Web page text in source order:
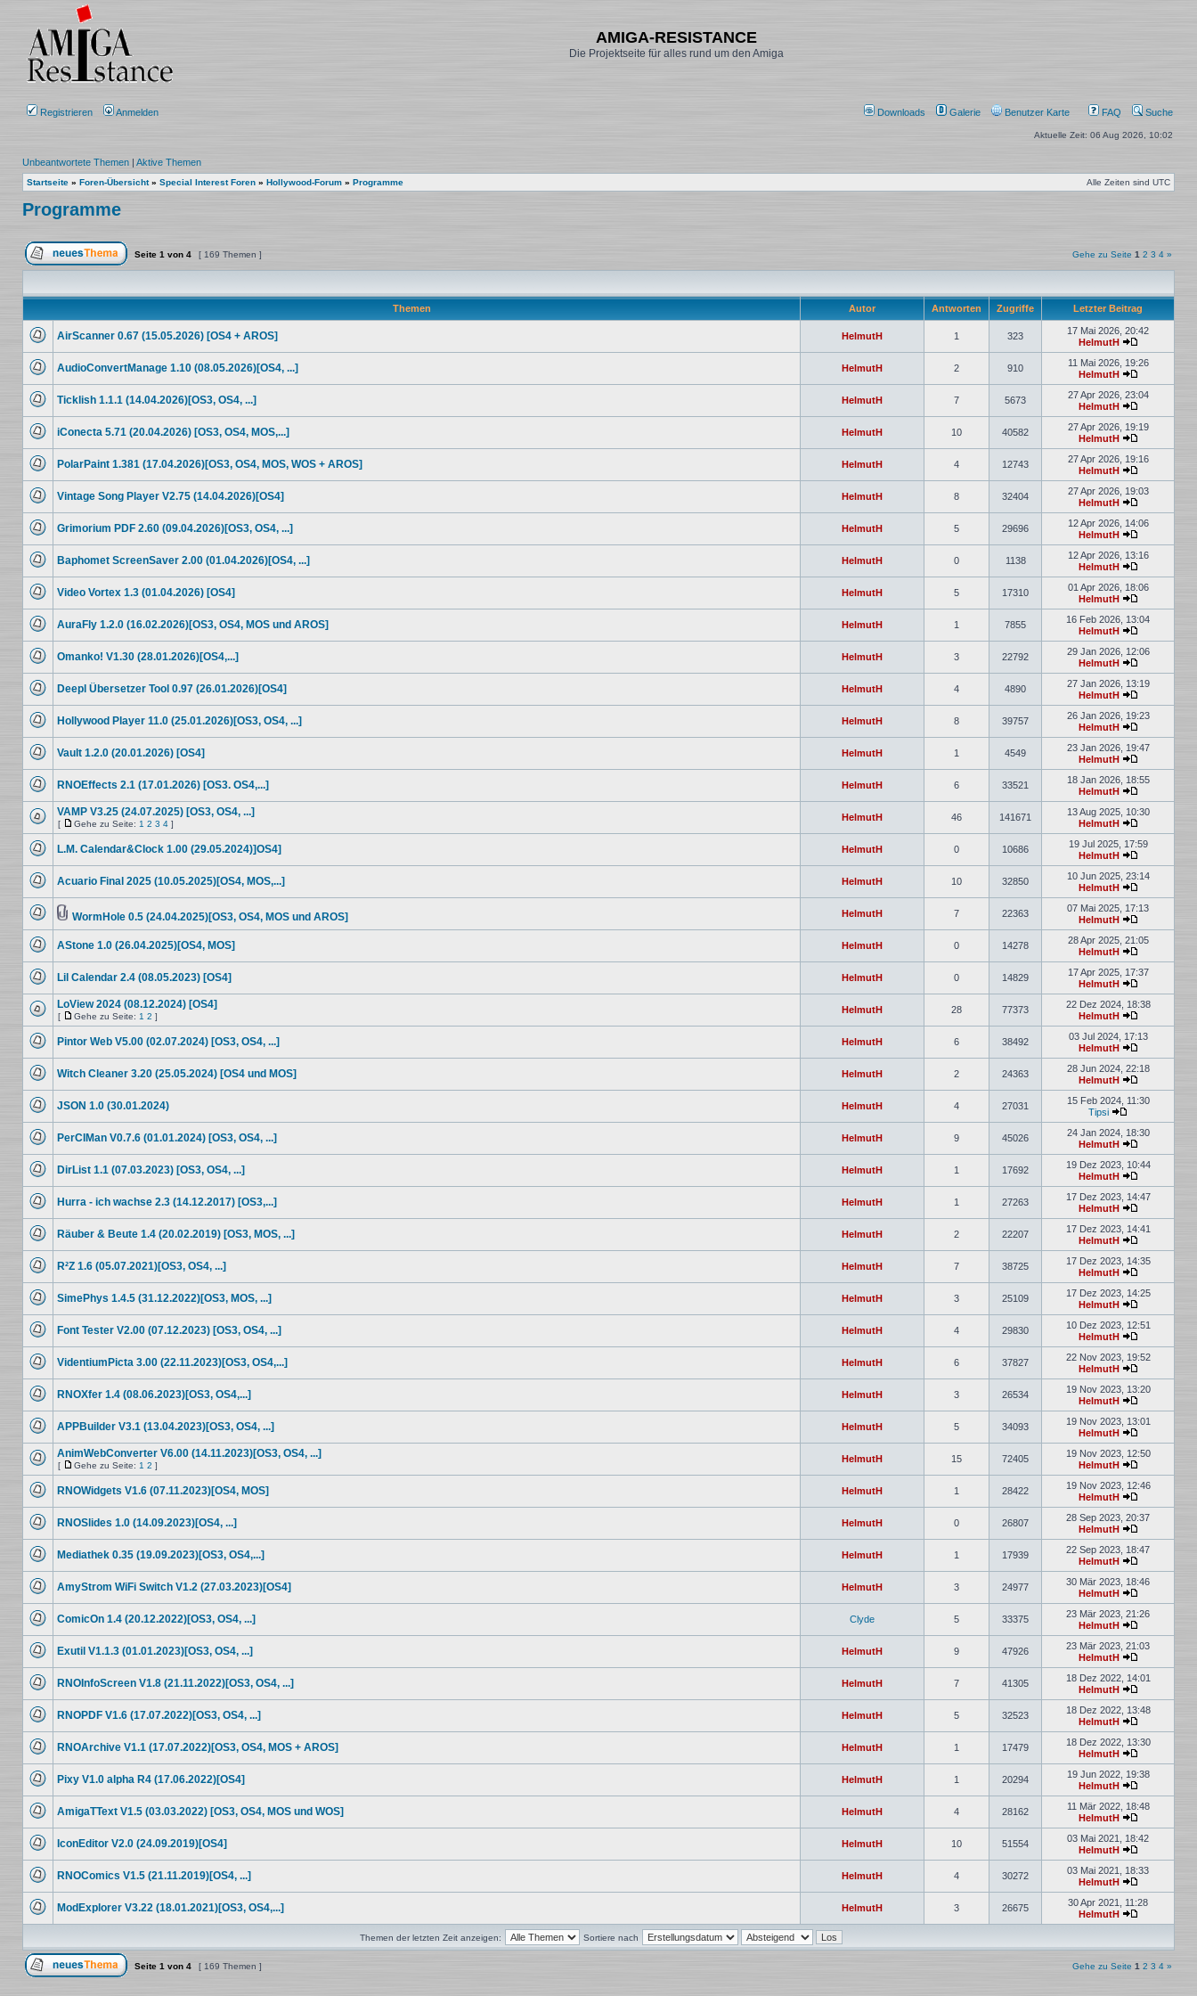
AMIGA-RESISTANCE
Die Projektseite für alles rund um den Amiga
Registrieren Anmelden Downloads Galerie Benutzer Karte FAQ Suche
Aktuelle Zeit: 06 Aug 2026, 10:02
Unbeantwortete Themen | Aktive Themen
Startseite » Foren-Übersicht» Special Interest Foren » Hollywood-Forum » Programme Alle Zeiten sind UTC
Programme
Ein neues Thema erstellen
Seite 1 von 4 [ 169 Themen ] Gehe zu Seite 1 2 3 4 »
Themen Autor Antworten Zugriffe Letzter Beitrag
Beiträge
AirScanner 0.67 (15.05.2026) [OS4 + AROS] HelmutH 1 323
17 Mai 2026, 20:42
HelmutH
Neuester
Beitrag
Beiträge
AudioConvertManage 1.10 (08.05.2026)[OS4, ...] HelmutH 2 910
11 Mai 2026, 19:26
HelmutH
Neuester
Beitrag
Beiträge
Ticklish 1.1.1 (14.04.2026)[OS3, OS4, ...] HelmutH 7 5673
27 Apr 2026, 23:04
HelmutH
Neuester
Beitrag
Beiträge
iConecta 5.71 (20.04.2026) [OS3, OS4, MOS,...] HelmutH 10 40582
27 Apr 2026, 19:19
HelmutH
Neuester
Beitrag
Beiträge
PolarPaint 1.381 (17.04.2026)[OS3, OS4, MOS, WOS + AROS] HelmutH 4 12743
27 Apr 2026, 19:16
HelmutH
Neuester
Beitrag
Beiträge
Vintage Song Player V2.75 (14.04.2026)[OS4] HelmutH 8 32404
27 Apr 2026, 19:03
HelmutH
Neuester
Beitrag
Beiträge
Grimorium PDF 2.60 (09.04.2026)[OS3, OS4, ...] HelmutH 5 29696
12 Apr 2026, 14:06
HelmutH
Neuester
Beitrag
Beiträge
Baphomet ScreenSaver 2.00 (01.04.2026)[OS4, ...] HelmutH 0 1138
12 Apr 2026, 13:16
HelmutH
Neuester
Beitrag
Beiträge
Video Vortex 1.3 (01.04.2026) [OS4] HelmutH 5 17310
01 Apr 2026, 18:06
HelmutH
Neuester
Beitrag
Beiträge
AuraFly 1.2.0 (16.02.2026)[OS3, OS4, MOS und AROS] HelmutH 1 7855
16 Feb 2026, 13:04
HelmutH
Neuester
Beitrag
Beiträge
Omanko! V1.30 (28.01.2026)[OS4,...] HelmutH 3 22792
29 Jan 2026, 12:06
HelmutH
Neuester
Beitrag
Beiträge
Deepl Übersetzer Tool 0.97 (26.01.2026)[OS4] HelmutH 4 4890
27 Jan 2026, 13:19
HelmutH
Neuester
Beitrag
Beiträge
Hollywood Player 11.0 (25.01.2026)[OS3, OS4, ...] HelmutH 8 39757
26 Jan 2026, 19:23
HelmutH
Neuester
Beitrag
Beiträge
Vault 1.2.0 (20.01.2026) [OS4] HelmutH 1 4549
23 Jan 2026, 19:47
HelmutH
Neuester
Beitrag
ungelesenen
Beiträge
RNOEffects 2.1 (17.01.2026) [OS3. OS4,...] HelmutH 6 33521
18 Jan 2026, 18:55
HelmutH
Neuester
Beitrag
Keine
Beiträge
VAMP V3.25 (24.07.2025) [OS3, OS4, ...]
[
Gehe
Seite
Gehe zu Seite: 1 2 3 4 ]
HelmutH 46 141671
13 Aug 2025, 10:30
HelmutH
Neuester
Beitrag
Beiträge
L.M. Calendar&Clock 1.00 (29.05.2024)]OS4] HelmutH 0 10686
19 Jul 2025, 17:59
HelmutH
Neuester
Beitrag
ungelesenen
Beiträge
Acuario Final 2025 (10.05.2025)[OS4, MOS,...] HelmutH 10 32850
10 Jun 2025, 23:14
HelmutH
Neuester
Beitrag
Beiträge
WormHole 0.5 (24.04.2025)[OS3, OS4, MOS und AROS] HelmutH 7 22363
07 Mai 2025, 17:13
HelmutH
Neuester
Beitrag
Beiträge
AStone 1.0 (26.04.2025)[OS4, MOS] HelmutH 0 14278
28 Apr 2025, 21:05
HelmutH
Neuester
Beitrag
ungelesenen
Beiträge
Lil Calendar 2.4 (08.05.2023) [OS4] HelmutH 0 14829
17 Apr 2025, 17:37
HelmutH
Neuester
Beitrag
Keine
Beiträge
LoView 2024 (08.12.2024) [OS4]
[
Gehe
Seite
Gehe zu Seite: 1 2 ]
HelmutH 28 77373
22 Dez 2024, 18:38
HelmutH
Neuester
Beitrag
Beiträge
Pintor Web V5.00 (02.07.2024) [OS3, OS4, ...] HelmutH 6 38492
03 Jul 2024, 17:13
HelmutH
Neuester
Beitrag
Beiträge
Witch Cleaner 3.20 (25.05.2024) [OS4 und MOS] HelmutH 2 24363
28 Jun 2024, 22:18
HelmutH
Neuester
Beitrag
Beiträge
JSON 1.0 (30.01.2024) HelmutH 4 27031
15 Feb 2024, 11:30
Tipsi
Neuester
Beitrag
Beiträge
PerCIMan V0.7.6 (01.01.2024) [OS3, OS4, ...] HelmutH 9 45026
24 Jan 2024, 18:30
HelmutH
Neuester
Beitrag
Beiträge
DirList 1.1 (07.03.2023) [OS3, OS4, ...] HelmutH 1 17692
19 Dez 2023, 10:44
HelmutH
Neuester
Beitrag
Beiträge
Hurra - ich wachse 2.3 (14.12.2017) [OS3,...] HelmutH 1 27263
17 Dez 2023, 14:47
HelmutH
Neuester
Beitrag
Beiträge
Räuber & Beute 1.4 (20.02.2019) [OS3, MOS, ...] HelmutH 2 22207
17 Dez 2023, 14:41
HelmutH
Neuester
Beitrag
Beiträge
R²Z 1.6 (05.07.2021)[OS3, OS4, ...] HelmutH 7 38725
17 Dez 2023, 14:35
HelmutH
Neuester
Beitrag
Beiträge
SimePhys 1.4.5 (31.12.2022)[OS3, MOS, ...] HelmutH 3 25109
17 Dez 2023, 14:25
HelmutH
Neuester
Beitrag
Beiträge
Font Tester V2.00 (07.12.2023) [OS3, OS4, ...] HelmutH 4 29830
10 Dez 2023, 12:51
HelmutH
Neuester
Beitrag
Beiträge
VidentiumPicta 3.00 (22.11.2023)[OS3, OS4,...] HelmutH 6 37827
22 Nov 2023, 19:52
HelmutH
Neuester
Beitrag
Beiträge
RNOXfer 1.4 (08.06.2023)[OS3, OS4,...] HelmutH 3 26534
19 Nov 2023, 13:20
HelmutH
Neuester
Beitrag
ungelesenen
Beiträge
APPBuilder V3.1 (13.04.2023)[OS3, OS4, ...] HelmutH 5 34093
19 Nov 2023, 13:01
HelmutH
Neuester
Beitrag
Keine
Beiträge
AnimWebConverter V6.00 (14.11.2023)[OS3, OS4, ...]
[
Gehe
Seite
Gehe zu Seite: 1 2 ]
HelmutH 15 72405
19 Nov 2023, 12:50
HelmutH
Neuester
Beitrag
Beiträge
RNOWidgets V1.6 (07.11.2023)[OS4, MOS] HelmutH 1 28422
19 Nov 2023, 12:46
HelmutH
Neuester
Beitrag
Beiträge
RNOSlides 1.0 (14.09.2023)[OS4, ...] HelmutH 0 26807
28 Sep 2023, 20:37
HelmutH
Neuester
Beitrag
Beiträge
Mediathek 0.35 (19.09.2023)[OS3, OS4,...] HelmutH 1 17939
22 Sep 2023, 18:47
HelmutH
Neuester
Beitrag
Beiträge
AmyStrom WiFi Switch V1.2 (27.03.2023)[OS4] HelmutH 3 24977
30 Mär 2023, 18:46
HelmutH
Neuester
Beitrag
Beiträge
ComicOn 1.4 (20.12.2022)[OS3, OS4, ...] Clyde 5 33375
23 Mär 2023, 21:26
HelmutH
Neuester
Beitrag
Beiträge
Exutil V1.1.3 (01.01.2023)[OS3, OS4, ...] HelmutH 9 47926
23 Mär 2023, 21:03
HelmutH
Neuester
Beitrag
Beiträge
RNOInfoScreen V1.8 (21.11.2022)[OS3, OS4, ...] HelmutH 7 41305
18 Dez 2022, 14:01
HelmutH
Neuester
Beitrag
Beiträge
RNOPDF V1.6 (17.07.2022)[OS3, OS4, ...] HelmutH 5 32523
18 Dez 2022, 13:48
HelmutH
Neuester
Beitrag
Beiträge
RNOArchive V1.1 (17.07.2022)[OS3, OS4, MOS + AROS] HelmutH 1 17479
18 Dez 2022, 13:30
HelmutH
Neuester
Beitrag
Beiträge
Pixy V1.0 alpha R4 (17.06.2022)[OS4] HelmutH 1 20294
19 Jun 2022, 19:38
HelmutH
Neuester
Beitrag
Beiträge
AmigaTText V1.5 (03.03.2022) [OS3, OS4, MOS und WOS] HelmutH 4 28162
11 Mär 2022, 18:48
HelmutH
Neuester
Beitrag
Beiträge
IconEditor V2.0 (24.09.2019)[OS4] HelmutH 10 51554
03 Mai 2021, 18:42
HelmutH
Neuester
Beitrag
Beiträge
RNOComics V1.5 (21.11.2019)[OS4, ...] HelmutH 4 30272
03 Mai 2021, 18:33
HelmutH
Neuester
Beitrag
ModExplorer V3.22 (18.01.2021)[OS3, OS4,...] HelmutH 3 26675
30 Apr 2021, 11:28
HelmutH
Neuester
Themen der letzten Zeit anzeigen: Sortiere nach
Seite 1 von 4 [ 169 Themen ] Gehe zu Seite 1 2 3 4 »